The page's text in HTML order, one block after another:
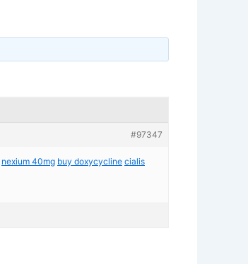
#97347
nexium 40mg buy doxycycline cialis